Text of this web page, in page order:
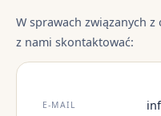
W sprawach związanych
z nami skontaktować:
E-MAIL